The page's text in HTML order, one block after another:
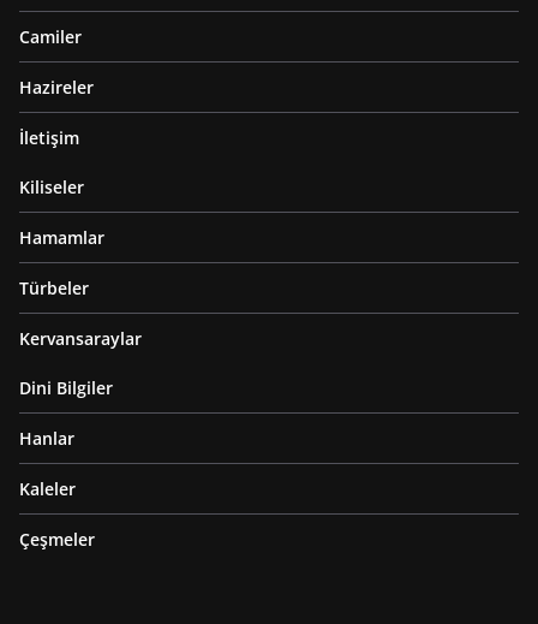
Camiler
Hazireler
İletişim
Kiliseler
Hamamlar
Türbeler
Kervansaraylar
Dini Bilgiler
Hanlar
Kaleler
Çeşmeler